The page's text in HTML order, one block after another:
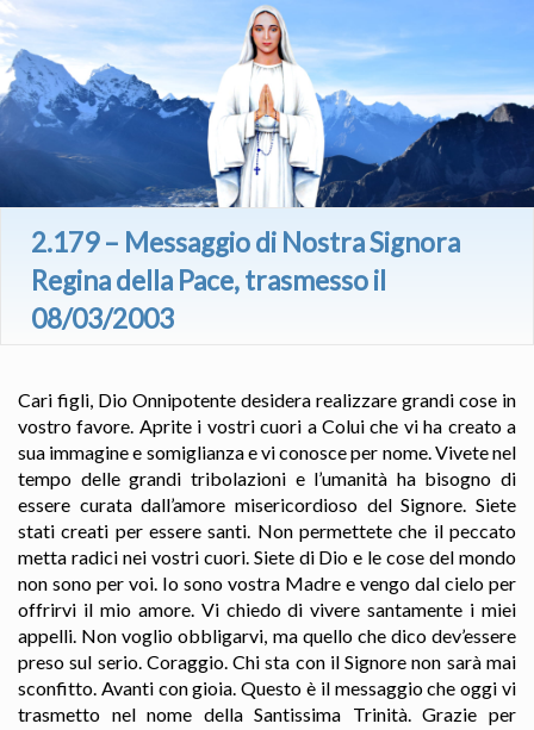
2.179 – Messaggio di Nostra Signora
Regina della Pace, trasmesso il
08/03/2003
Cari figli, Dio Onnipotente desidera realizzare grandi cose in
vostro favore. Aprite i vostri cuori a Colui che vi ha creato a
sua immagine e somiglianza e vi conosce per nome. Vivete nel
tempo delle grandi tribolazioni e l’umanità ha bisogno di
essere curata dall’amore misericordioso del Signore. Siete
stati creati per essere santi. Non permettete che il peccato
metta radici nei vostri cuori. Siete di Dio e le cose del mondo
non sono per voi. Io sono vostra Madre e vengo dal cielo per
offrirvi il mio amore. Vi chiedo di vivere santamente i miei
appelli. Non voglio obbligarvi, ma quello che dico dev’essere
preso sul serio. Coraggio. Chi sta con il Signore non sarà mai
sconfitto. Avanti con gioia. Questo è il messaggio che oggi vi
trasmetto nel nome della Santissima Trinità. Grazie per